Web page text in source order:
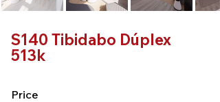
S140 Tibidabo Dúplex
513k
Price